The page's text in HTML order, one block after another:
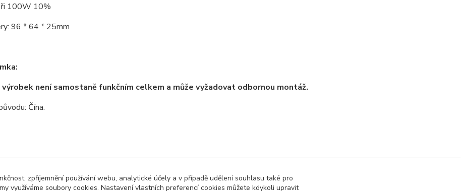
100W 10%
96 * 64 * 25mm
není samostaně funkčním celkem a může vyžadovat odbornou montáž.
Čína.
zařazeno v kategoriích
zpříjemnění používání webu, analytické účely a v případě udělení souhlasu také pro
využíváme soubory cookies. Nastavení vlastních preferencí cookies můžete kdykoli upravit